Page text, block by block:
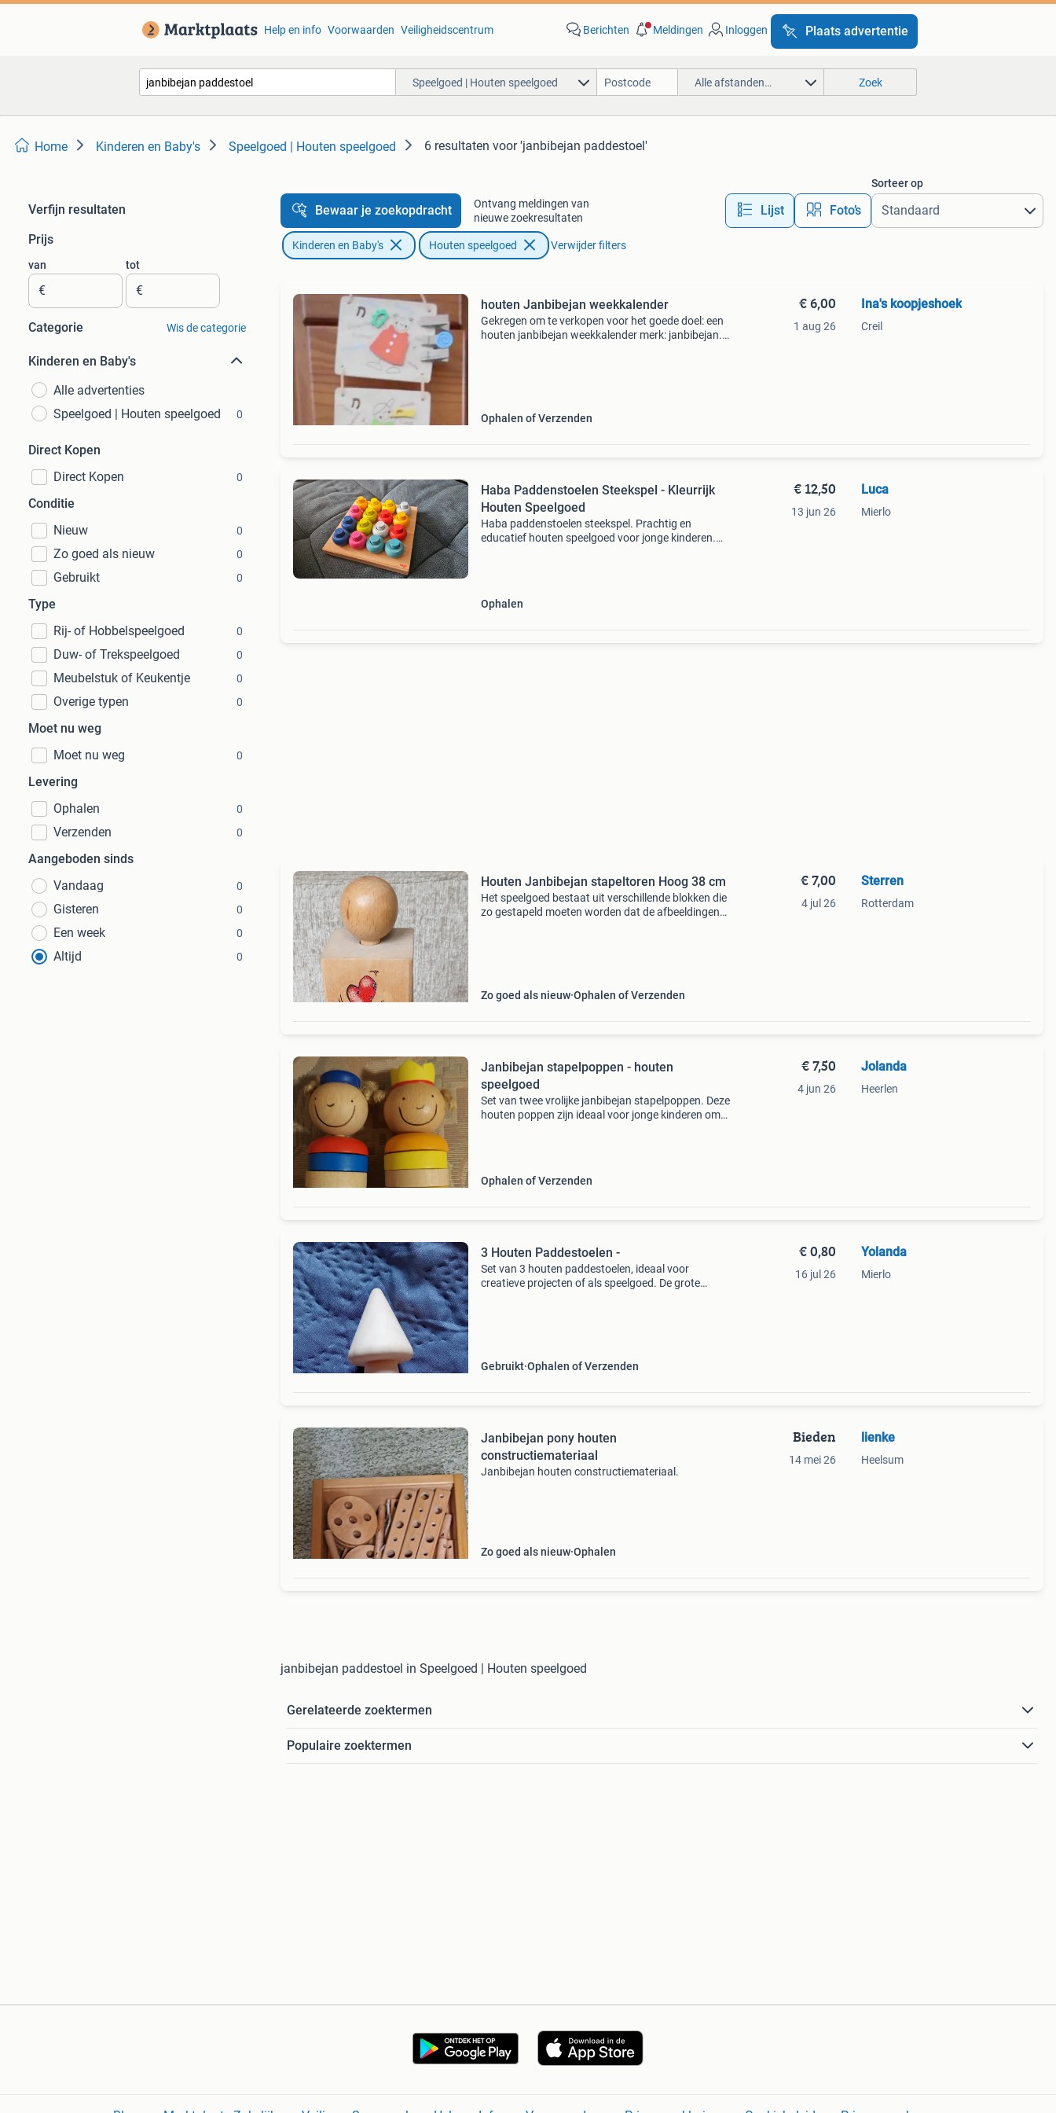
Help en info Voorwaarden Veiligheidscentrum Berichten Meldingen Inloggen Plaats advertentie
Speelgoed | Houten speelgoed Alle afstanden… Zoek
Home Kinderen en Baby's Speelgoed | Houten speelgoed 6 resultaten voor 'janbibejan paddestoel'
Verfijn resultaten
Prijs
van
€
tot
€
Categorie Wis de categorie
Kinderen en Baby's
Alle advertenties
Speelgoed | Houten speelgoed
0
Direct Kopen
Direct Kopen
0
Conditie
Nieuw
0
Zo goed als nieuw 0
Gebruikt 0
Type
Rij- of Hobbelspeelgoed
0
Duw- of Trekspeelgoed 0
Meubelstuk of Keukentje 0
Overige typen 0
Moet nu weg
Moet nu weg
0
Levering
Ophalen
0
Verzenden 0
Aangeboden sinds
Vandaag
0
Gisteren 0
Een week 0
Altijd 0
Bewaar je zoekopdracht
Ontvang meldingen van
nieuwe zoekresultaten
Lijst Foto’s
Sorteer op
Kinderen en Baby's Houten speelgoed Verwijder filters
houten Janbibejan weekkalender
Gekregen om te verkopen voor het goede doel: een
houten janbibejan weekkalender merk: janbibejan.
Ophalen of Verzenden
€ 6,00
1 aug 26
Ina's koopjeshoek
Creil
Haba Paddenstoelen Steekspel - Kleurrijk
Houten Speelgoed
Haba paddenstoelen steekspel. Prachtig en
educatief houten speelgoed voor jonge kinderen.
Ophalen
€ 12,50
13 jun 26
Luca
Mierlo
Houten Janbibejan stapeltoren Hoog 38 cm
Het speelgoed bestaat uit verschillende blokken die
zo gestapeld moeten worden dat de afbeeldingen
Zo goed als nieuw Ophalen of Verzenden
€ 7,00
4 jul 26
Sterren
Rotterdam
Janbibejan stapelpoppen - houten
speelgoed
Set van twee vrolijke janbibejan stapelpoppen. Deze
houten poppen zijn ideaal voor jonge kinderen om
Ophalen of Verzenden
€ 7,50
4 jun 26
Jolanda
Heerlen
3 Houten Paddestoelen -
Set van 3 houten paddestoelen, ideaal voor
creatieve projecten of als speelgoed. De grote
Gebruikt Ophalen of Verzenden
€ 0,80
16 jul 26
Yolanda
Mierlo
Janbibejan pony houten
constructiemateriaal
Janbibejan houten constructiemateriaal.
Zo goed als nieuw Ophalen
Bieden
14 mei 26
lienke
Heelsum
janbibejan paddestoel in Speelgoed | Houten speelgoed
Gerelateerde zoektermen
Populaire zoektermen